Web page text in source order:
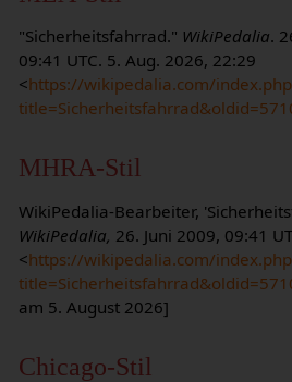
"Sicherheitsfahrrad." WikiPedalia.
09:41 UTC. 5. Aug. 2026, 22:29
<https://wikipedalia.com/
MHRA-Stil
WikiPedalia-Bearbeiter,
WikiPedalia, 26. Juni 2009, 09:41
<https://wikipedalia.com/
am 5. August 2026]
Chicago-Stil